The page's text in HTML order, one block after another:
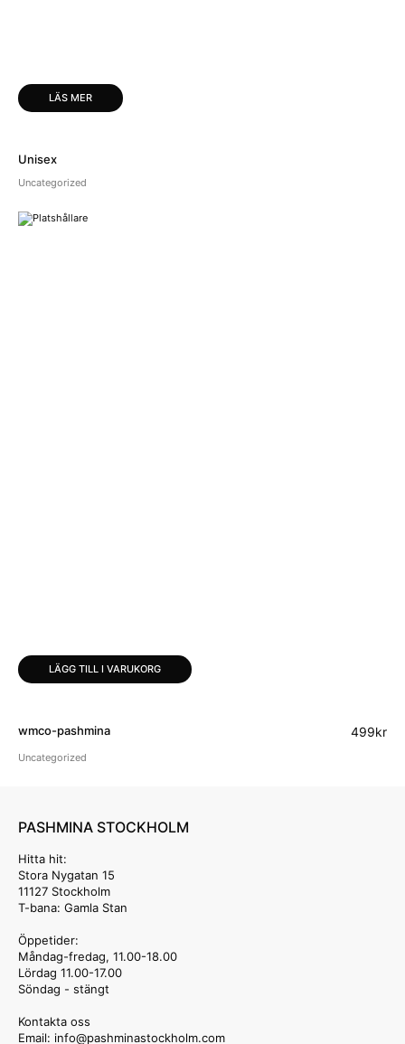
LÄS MER
Unisex
Uncategorized
LÄGG TILL I VARUKORG
wmco-pashmina 499kr
Uncategorized
PASHMINA STOCKHOLM
Hitta hit:
Stora Nygatan 15
11127 Stockholm
T-bana: Gamla Stan
Öppetider:
Måndag-fredag, 11.00-18.00
Lördag 11.00-17.00
Söndag - stängt
Kontakta oss
Email: info@pashminastockholm.com